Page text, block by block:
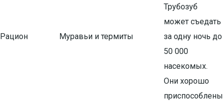
Рацион Муравьи и термиты
Трубозуб
может съедать
за одну ночь до
50 000
насекомых.
Они хорошо
приспособлены